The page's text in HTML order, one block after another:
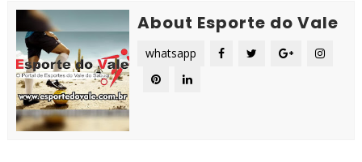
About Esporte do Vale
whatsapp